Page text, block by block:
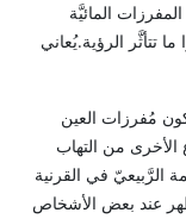
المائيَّة
تتأثَّر الرؤية.يُعاني
مُفرزات العين
من التهاب
الرَّبيعيّ في القرنية
عند بعض الأشخاص